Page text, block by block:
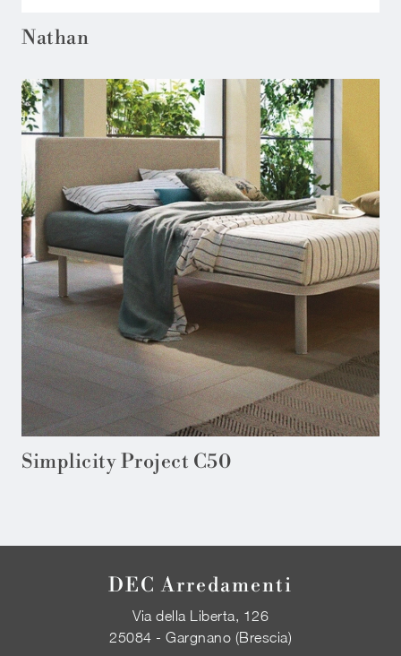
Nathan
Simplicity Project C50
DEC Arredamenti
Via della Liberta, 126
25084 - Gargnano (Brescia)